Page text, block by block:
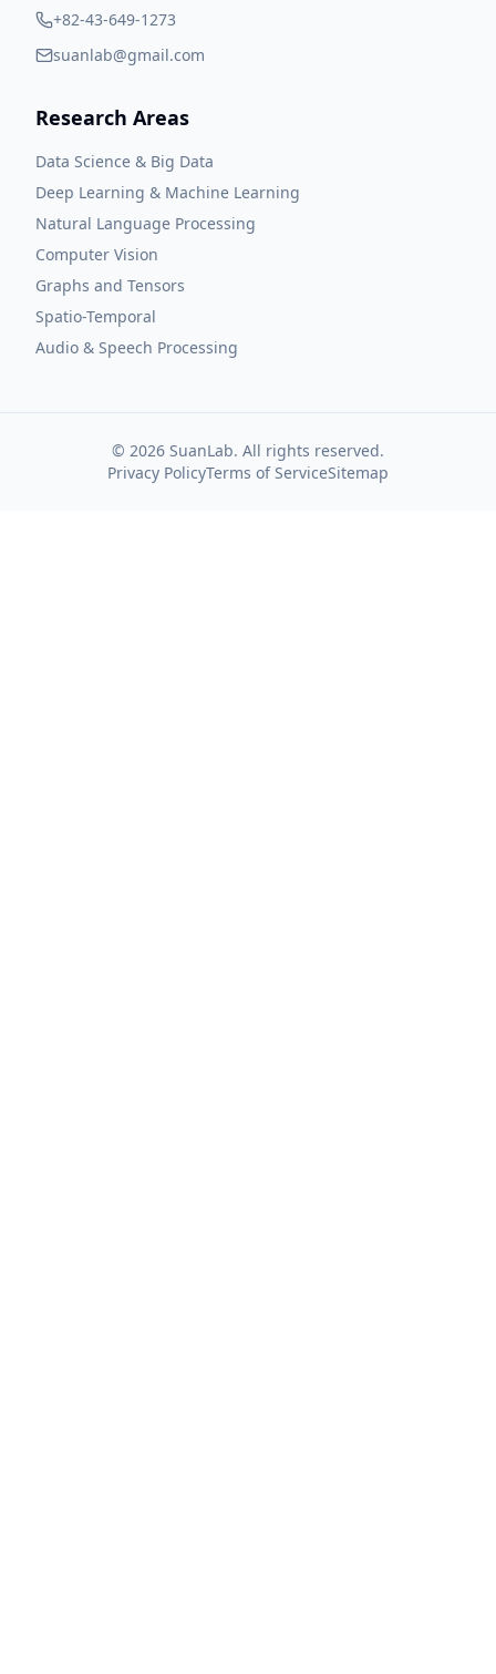
+82-43-649-1273
suanlab@gmail.com
Research Areas
Data Science & Big Data
Deep Learning & Machine Learning
Natural Language Processing
Computer Vision
Graphs and Tensors
Spatio-Temporal
Audio & Speech Processing
© 2026 SuanLab. All rights reserved.
Privacy PolicyTerms of ServiceSitemap